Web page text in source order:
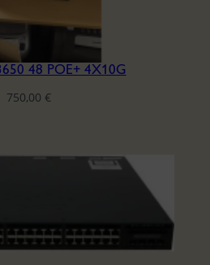
48 POE+ 4X10G
750,00 €